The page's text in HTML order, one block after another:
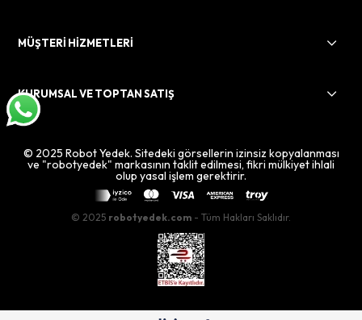
MÜŞTERİ HİZMETLERİ
KURUMSAL VE TOPTAN SATIŞ
© 2025 Robot Yedek. Sitedeki görsellerin izinsiz kopyalanması
ve "robotyedek" markasının taklit edilmesi, fikri mülkiyet ihlali
olup yasal işlem gerektirir.
© 2025 robotyedek.com - Tüm Hakları Saklıdır.